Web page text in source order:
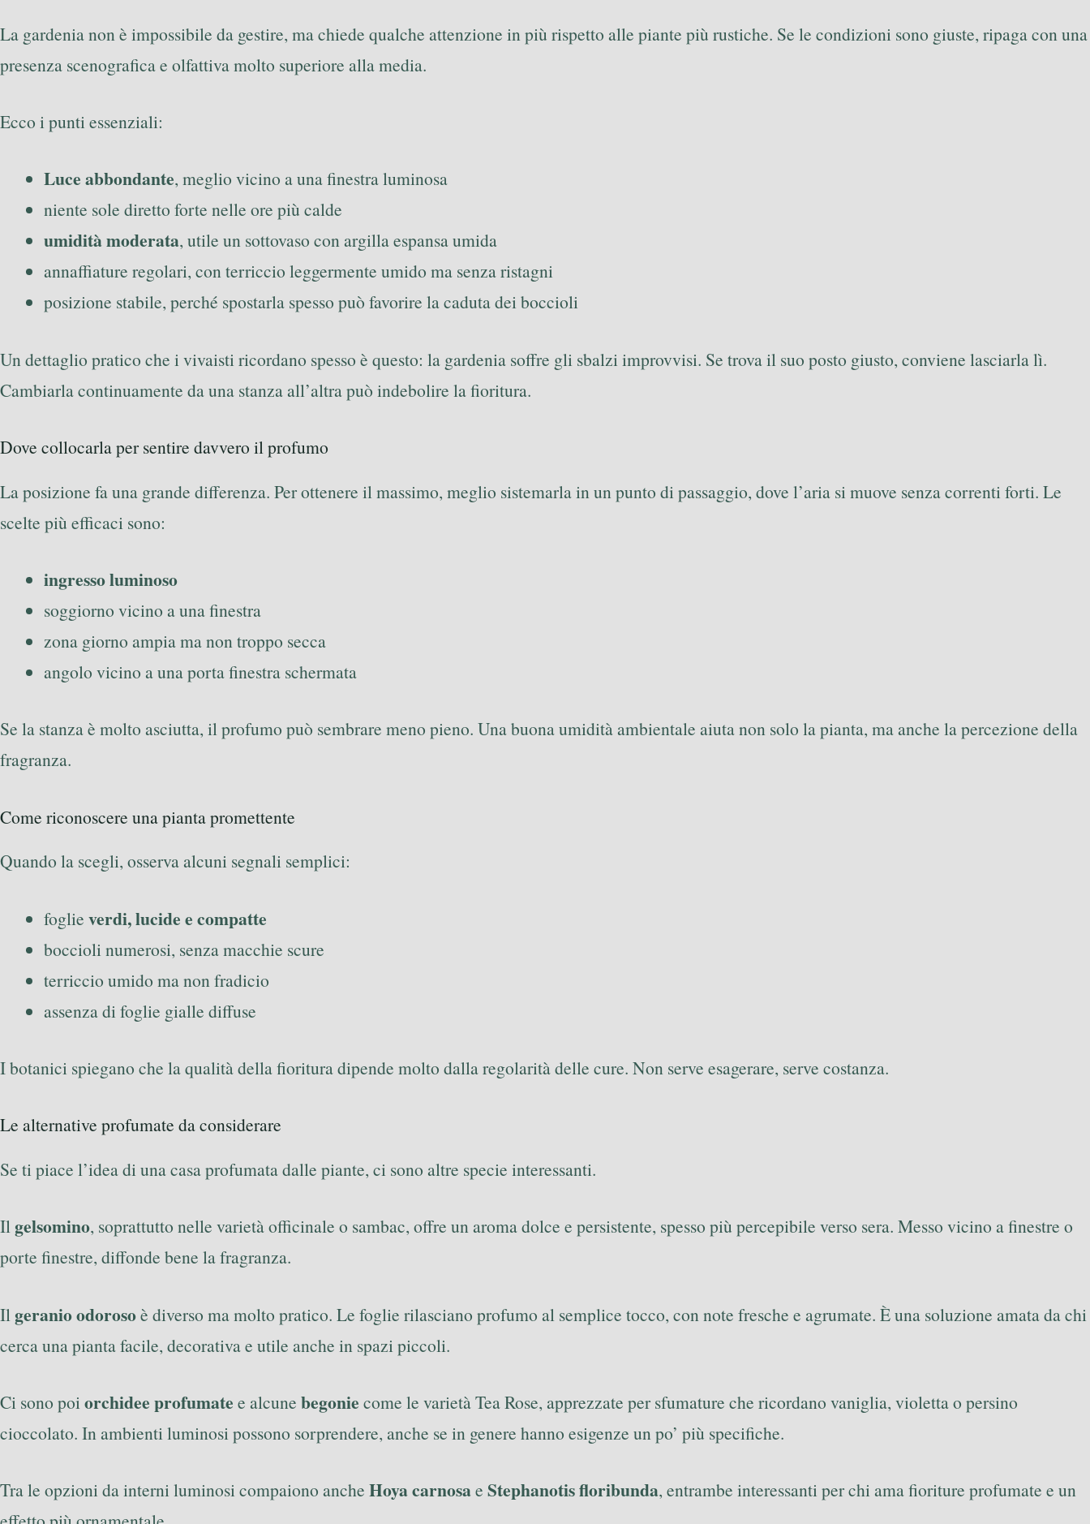
La gardenia non è impossibile da gestire, ma chiede qualche attenzione in più rispetto alle piante più rustiche. Se le condizioni sono giuste, ripaga con una
presenza scenografica e olfattiva molto superiore alla media.
Ecco i punti essenziali:
Luce abbondante, meglio vicino a una finestra luminosa
niente sole diretto forte nelle ore più calde
umidità moderata, utile un sottovaso con argilla espansa umida
annaffiature regolari, con terriccio leggermente umido ma senza ristagni
posizione stabile, perché spostarla spesso può favorire la caduta dei boccioli
Un dettaglio pratico che i vivaisti ricordano spesso è questo: la gardenia soffre gli sbalzi improvvisi. Se trova il suo posto giusto, conviene lasciarla lì.
Cambiarla continuamente da una stanza all’altra può indebolire la fioritura.
Dove collocarla per sentire davvero il profumo
La posizione fa una grande differenza. Per ottenere il massimo, meglio sistemarla in un punto di passaggio, dove l’aria si muove senza correnti forti. Le
scelte più efficaci sono:
ingresso luminoso
soggiorno vicino a una finestra
zona giorno ampia ma non troppo secca
angolo vicino a una porta finestra schermata
Se la stanza è molto asciutta, il profumo può sembrare meno pieno. Una buona umidità ambientale aiuta non solo la pianta, ma anche la percezione della
fragranza.
Come riconoscere una pianta promettente
Quando la scegli, osserva alcuni segnali semplici:
foglie verdi, lucide e compatte
boccioli numerosi, senza macchie scure
terriccio umido ma non fradicio
assenza di foglie gialle diffuse
I botanici spiegano che la qualità della fioritura dipende molto dalla regolarità delle cure. Non serve esagerare, serve costanza.
Le alternative profumate da considerare
Se ti piace l’idea di una casa profumata dalle piante, ci sono altre specie interessanti.
Ilgelsomino, soprattutto nelle varietà officinale o sambac, offre un aroma dolce e persistente, spesso più percepibile verso sera. Messo vicino a finestre o
porte finestre, diffonde bene la fragranza.
Il geranio odorosoè diverso ma molto pratico. Le foglie rilasciano profumo al semplice tocco, con note fresche e agrumate. È una soluzione amata da chi
cerca una pianta facile, decorativa e utile anche in spazi piccoli.
Ci sono poiorchidee profumate e alcune begonie come le varietà Tea Rose, apprezzate per sfumature che ricordano vaniglia, violetta o persino
cioccolato. In ambienti luminosi possono sorprendere, anche se in genere hanno esigenze un po’ più specifiche.
Tra le opzioni da interni luminosi compaiono anche Hoya carnosae Stephanotis floribunda, entrambe interessanti per chi ama fioriture profumate e un